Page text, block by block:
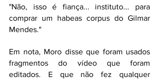
"Não, isso é fiança... instituto... para
comprar um habeas corpus do Gilmar
Mendes."
Em nota, Moro disse que foram usados
fragmentos do vídeo que foram
editados. E que não fez qualquer